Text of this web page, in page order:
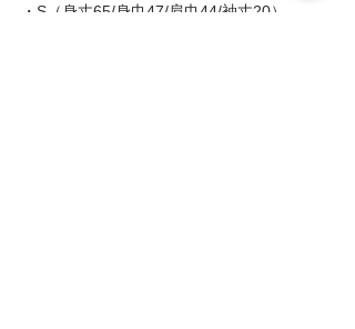
・S（身丈65/身巾47/肩巾44/袖丈20）